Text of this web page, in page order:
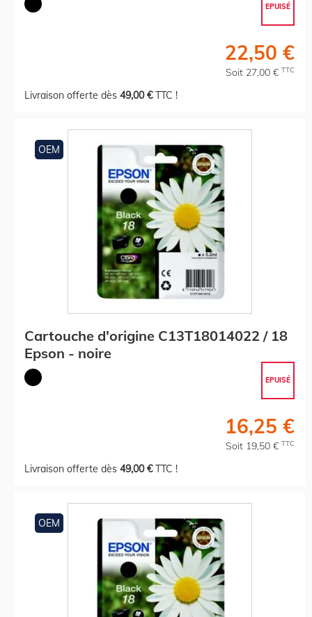
EPUISÉ
22,50 €
Soit 27,00 € TTC
Livraison offerte dès 49,00 €TTC !
OEM
Cartouche d'origine C13T18014022 / 18
Epson - noire
EPUISÉ
16,25 €
Soit 19,50 € TTC
Livraison offerte dès 49,00 €TTC !
OEM